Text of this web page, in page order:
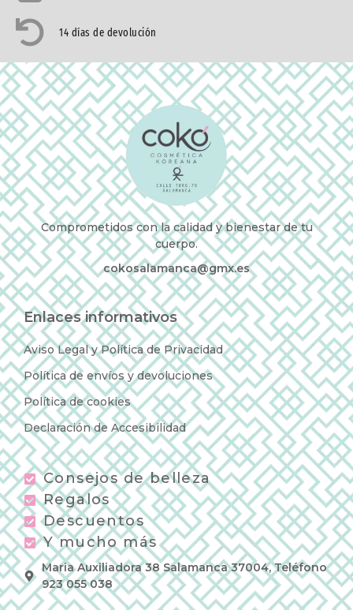
14 días de devolución
Comprometidos con la calidad y bienestar de tu
cuerpo.
cokosalamanca@gmx.es
Enlaces informativos
Aviso Legal y Política de Privacidad
Política de envíos y devoluciones
Política de cookies
Declaración de Accesibilidad
Consejos de belleza
Regalos
Descuentos
Y mucho más
Maria Auxiliadora 38 Salamanca 37004, Teléfono
923 055 038